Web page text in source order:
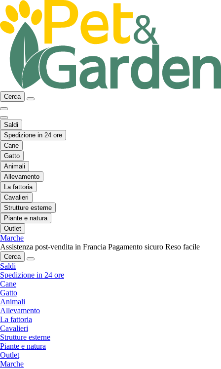
Cerca
Saldi
Spedizione in 24 ore
Cane
Gatto
Animali
Allevamento
La fattoria
Cavalieri
Strutture esterne
Piante e natura
Outlet
Marche
Assistenza post-vendita in Francia Pagamento sicuro Reso facile
Cerca
Saldi
Spedizione in 24 ore
Cane
Gatto
Animali
Allevamento
La fattoria
Cavalieri
Strutture esterne
Piante e natura
Outlet
Marche